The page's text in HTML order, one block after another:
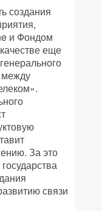
создания
и Фондом
еще
между
За это
связи